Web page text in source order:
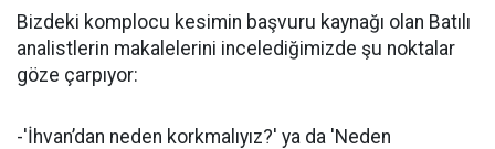
Bizdeki komplocu kesimin başvuru kaynağı olan Batılı
analistlerin makalelerini incelediğimizde şu noktalar
göze çarpıyor:
-'İhvan’dan neden korkmalıyız?' ya da 'Neden